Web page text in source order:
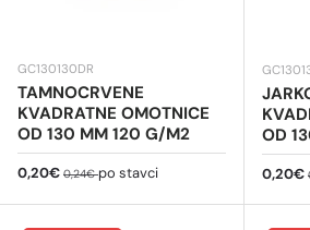
GC130130DR
TAMNOCRVENE
KVADRATNE OMOTNICE
OD 130 MM 120 G/M2
Cijena na sniženju
0,20€ Redovna cijena
0,24€po stavci
OD
Cijena
0,20€